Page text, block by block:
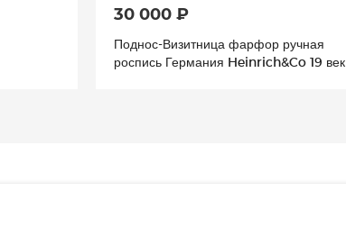
30 000 ₽
Поднос-Визитница фарфор ручная
роспись Германия Heinrich&Co 19 век